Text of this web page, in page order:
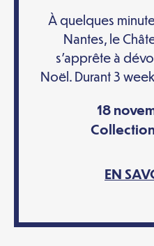
À quelques
Nantes, le
s’apprête à
Noël. Durant 3
18
EN